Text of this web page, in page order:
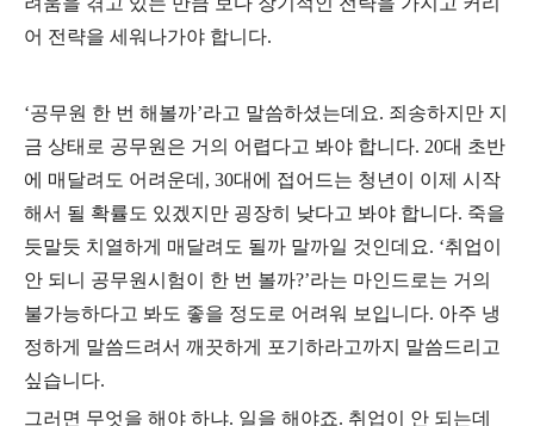
어 전략을 세워나가야 합니다.
‘공무원 한 번 해볼까’라고 말씀하셨는데요. 죄송하지만 지
금 상태로 공무원은 거의 어렵다고 봐야 합니다. 20대 초반
에 매달려도 어려운데, 30대에 접어드는 청년이 이제 시작
해서 될 확률도 있겠지만 굉장히 낮다고 봐야 합니다. 죽을
듯말듯 치열하게 매달려도 될까 말까일 것인데요. ‘취업이
안 되니 공무원시험이 한 번 볼까?’라는 마인드로는 거의
불가능하다고 봐도 좋을 정도로 어려워 보입니다. 아주 냉
정하게 말씀드려서 깨끗하게 포기하라고까지 말씀드리고
싶습니다.
그러면 무엇을 해야 하냐. 일을 해야죠. 취업이 안 되는데